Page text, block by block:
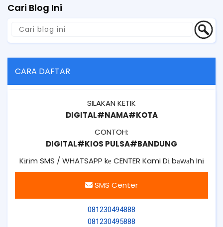
Cari Blog Ini
CARA DAFTAR
SILAKAN KETIK
DIGITAL#NAMA#KOTA
CONTOH:
DIGITAL#KIOS PULSA#BANDUNG
Kіrіm SMS / WHATSAPP kе CENTER Kami Dі bаwаh Inі
SMS Center
081230494888
081230495888